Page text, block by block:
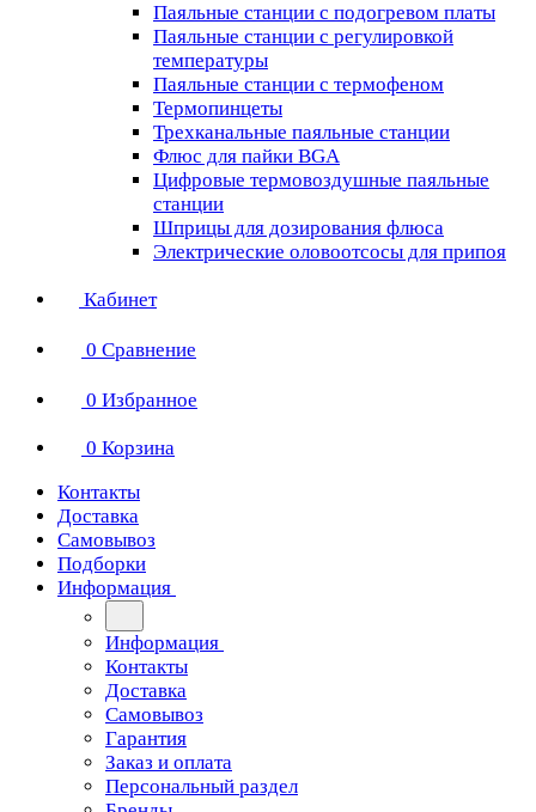
Паяльные станции с подогревом платы
Паяльные станции с регулировкой
температуры
Паяльные станции с термофеном
Термопинцеты
Трехканальные паяльные станции
Флюс для пайки BGA
Цифровые термовоздушные паяльные
станции
Шприцы для дозирования флюса
Электрические оловоотсосы для припоя
Кабинет
0 Сравнение
0 Избранное
0 Корзина
Контакты
Доставка
Самовывоз
Подборки
Информация
Информация
Контакты
Доставка
Самовывоз
Гарантия
Заказ и оплата
Персональный раздел